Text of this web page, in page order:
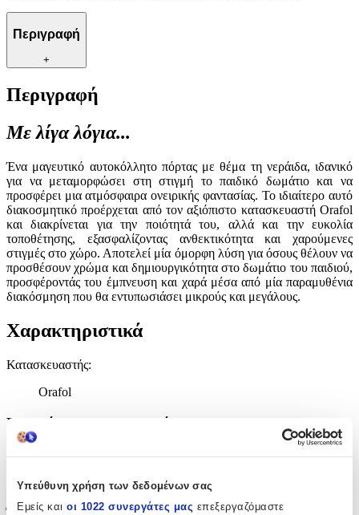
Υπεύθυνη χρήση των δεδομένων σας
Εμείς και οι 1022 συνεργάτες μας επεξεργαζόμαστε
Περιγραφή
+
Περιγραφή
Με λίγα λόγια...
Ένα μαγευτικό αυτοκόλλητο πόρτας με θέμα τη νεράιδα, ιδανικό
για να μεταμορφώσει στη στιγμή το παιδικό δωμάτιο και να
προσφέρει μια ατμόσφαιρα ονειρικής φαντασίας. Το ιδιαίτερο αυτό
διακοσμητικό προέρχεται από τον αξιόπιστο κατασκευαστή Orafol
και διακρίνεται για την ποιότητά του, αλλά και την ευκολία
τοποθέτησης, εξασφαλίζοντας ανθεκτικότητα και χαρούμενες
στιγμές στο χώρο. Αποτελεί μία όμορφη λύση για όσους θέλουν να
προσθέσουν χρώμα και δημιουργικότητα στο δωμάτιο του παιδιού,
προσφέροντάς του έμπνευση και χαρά μέσα από μία παραμυθένια
διακόσμηση που θα εντυπωσιάσει μικρούς και μεγάλους.
Χαρακτηριστικά
Κατασκευαστής:
Orafol
Βασικά Χαρακτηριστικά
Είδος:
Πόρτας